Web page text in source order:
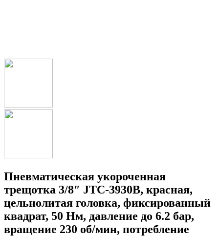
Пневматическая укороченная
трещотка 3/8″ JTC-3930B, красная,
цельнолитая головка, фиксированный
квадрат, 50 Нм, давление до 6.2 бар,
вращение 230 об/мин, потребление